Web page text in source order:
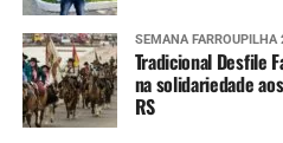
SEMANA FARROUPILHA
Tradicional Desfile
na solidariedade
RS